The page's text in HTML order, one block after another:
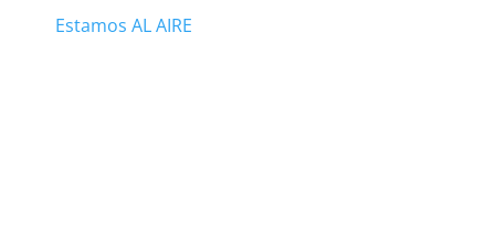
Estamos AL AIRE